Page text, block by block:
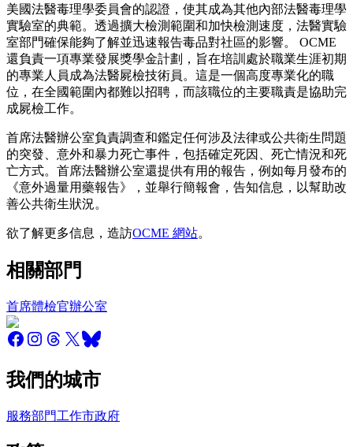
美國法醫毒理學委員會的認證，使其成為其他內部法醫毒理學
實驗室的典範。透過擴大檢測範圍和加快檢測速度，法醫實驗
室部門確保能夠了解並迅速報告毒品對社區的影響。 OCME
還負責一項專業發展獎學金計劃，旨在培訓處於職業生涯初期
的專業人員成為法醫屍檢技術員。這是一個高度專業化的職
位，在全國範圍內都難以招聘，而該職位的主要職責是協助完
成屍檢工作。
首席法醫辦公室負責調查和鑑定任何涉及法律或公共衛生問題
的突發、意外和暴力死亡事件，包括確定死因、死亡情況和死
亡方式。首席法醫辦公室還提供有用的報告，例如每月發布的
《意外過量用藥報告》，並舉行簡報會，告知信息，以幫助改
善公共衛生狀況。
欲了解更多信息，造訪OCME 網站。
相關部門
首席體檢官辦公室
我們的城市
服務部門工作市政府